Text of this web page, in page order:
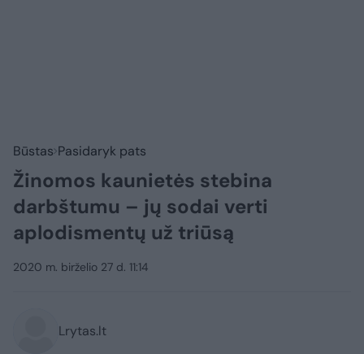
Būstas Pasidaryk pats
Žinomos kaunietės stebina
darbštumu – jų sodai verti
aplodismentų už triūsą
2020 m. birželio 27 d. 11:14
Lrytas.lt